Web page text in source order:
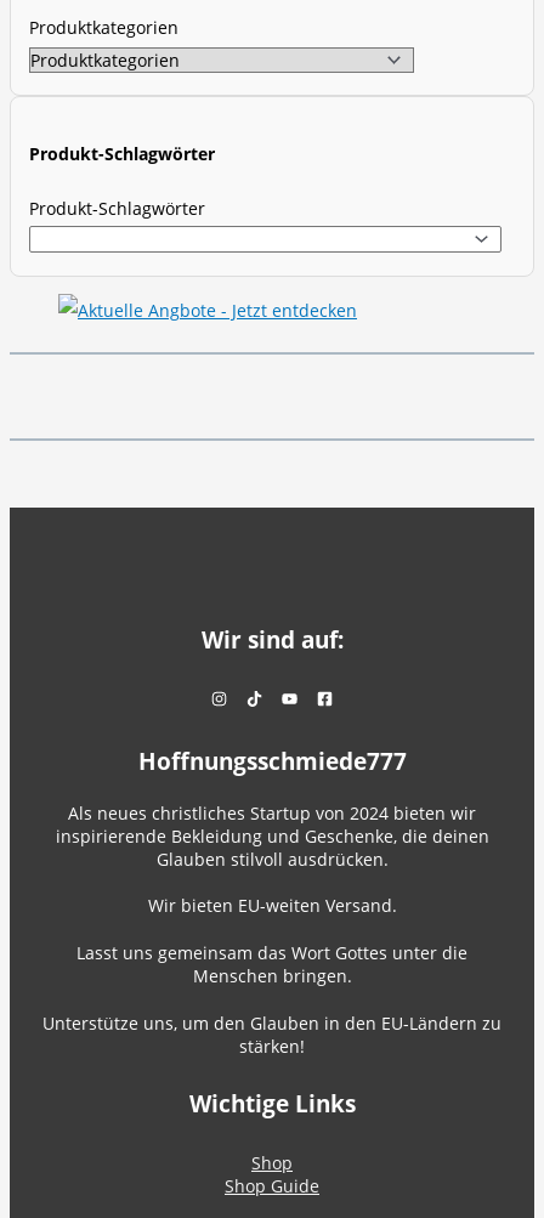
Produktkategorien
Produkt-Schlagwörter
Produkt-Schlagwörter
Wir sind auf:
Hoffnungsschmiede777
Als neues christliches Startup von 2024 bieten wir
inspirierende Bekleidung und Geschenke, die deinen
Glauben stilvoll ausdrücken.
Wir bieten EU-weiten Versand.
Lasst uns gemeinsam das Wort Gottes unter die
Menschen bringen.
Unterstütze uns, um den Glauben in den EU-Ländern zu
stärken!
Wichtige Links
Shop
Shop Guide